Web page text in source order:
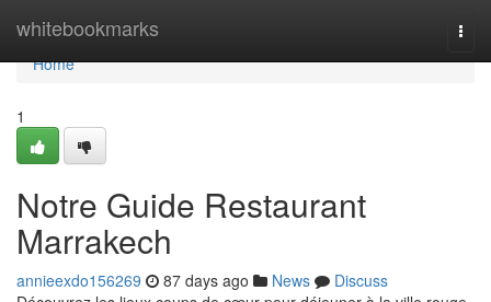
whitebookmarks
Home
Home
1
Notre Guide Restaurant
Marrakech
annieexdo156269 87 days ago News
Discuss